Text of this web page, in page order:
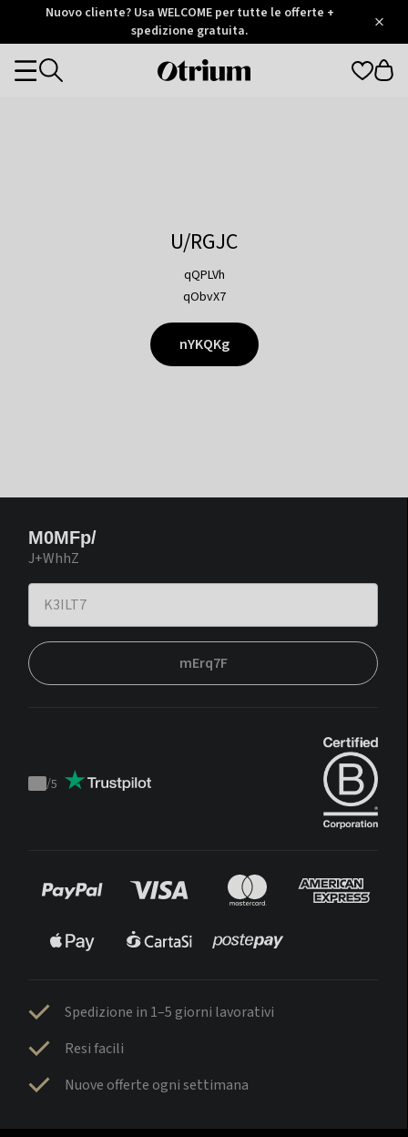
Otrium
Trustpilot
Nuovo cliente? Usa WELCOME per tutte le offerte +
spedizione gratuita.
Otrium
Categories
U/RGJC
qQPLVh
qObvX7
nYKQKg
M0MFp/
J+WhhZ
mErq7F
Trustpilot
/5
Spedizione in 1–5 giorni lavorativi
Resi facili
Nuove offerte ogni settimana